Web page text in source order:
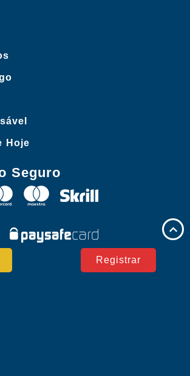
Hoje
Seguro
Registrar